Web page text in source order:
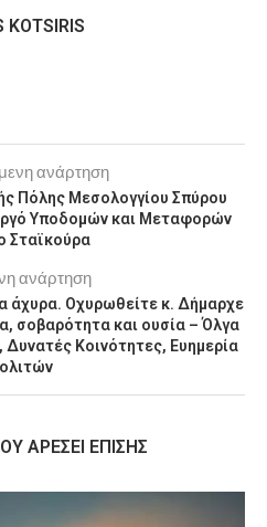
KOTSIRIS
ανάρτηση
Πόλης Μεσολογγίου Σπύρου
Υποδομών και Μεταφορών
Σταϊκούρα
ανάρτηση
άχυρα. Οχυρωθείτε κ. Δήμαρχε
σοβαρότητα και ουσία – Όλγα
Κοινότητες, Ευημερία
ΑΡΈΣΕΙ ΕΠΊΣΗΣ